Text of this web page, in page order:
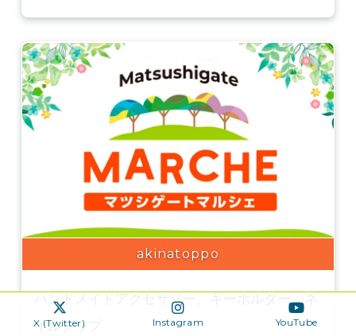
X (Twitter) Instagram YouTube
akinatoppo
ハンドメイドアクセサリー、キーホルダー、ネ
イルチップ